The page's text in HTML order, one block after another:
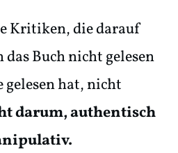
Kritiken, die darauf
das Buch nicht gelesen
gelesen hat, nicht
darum, authentisch